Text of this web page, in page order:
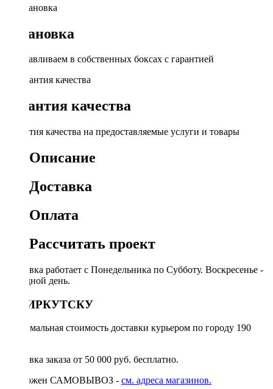
Установка
Устанавливаем в собственных боксах с гарантией
Гарантия качества
Гарантия качества на предоставляемые услуги и товары
Описание
Доставка
Оплата
Рассчитать проект
Доставка работает с Понедельника по Субботу. Воскресенье -
выходной день.
ПО ИРКУТСКУ
Минимальная стоимость доставки курьером по городу 190
Доставка заказа от 50 000 руб. бесплатно.
Возможен САМОВЫВОЗ - см. адреса магазинов.